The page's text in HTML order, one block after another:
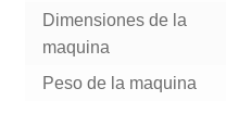
Dimensiones de la
maquina
Peso de la maquina